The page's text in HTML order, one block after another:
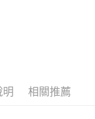
明 相關推薦